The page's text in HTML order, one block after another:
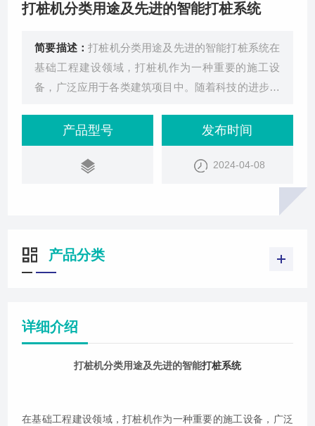
打桩机分类用途及先进的智能打桩系统
简要描述：打桩机分类用途及先进的智能打桩系统在
基础工程建设领域，打桩机作为一种重要的施工设
备，广泛应用于各类建筑项目中。随着科技的进步，
现，极大地提高了施工效率和质量。打桩机的分类及
用途打桩机主要分为静压式、振动式、冲击式等多种
类型。静压式打桩机通过静压力将桩体压入土中，适
用于软土地质；振动式打桩机则利用振动原理使桩体
产品型号 发布时间
2024-04-08
产品分类
详细介绍
打桩机分类用途及先进的智能打桩系统
在基础工程建设领域，打桩机作为一种重要的施工设备，广泛